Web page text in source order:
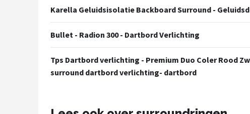
Karella Geluidsisolatie Backboard Surround -
Bullet - Radion 300 - Dartbord Verlichting
Tps Dartbord verlichting - Premium Duo Coler Rood
surround dartbord verlichting- dartbord